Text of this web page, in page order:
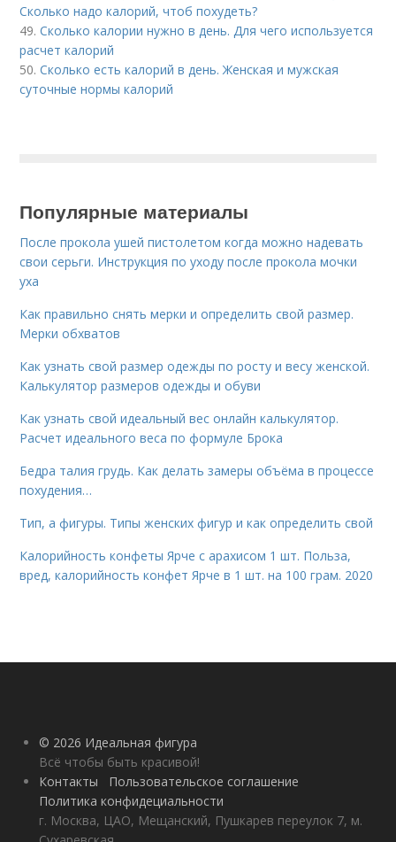
Сколько надо калорий, чтоб похудеть?
49.Сколько калории нужно в день. Для чего используется
расчет калорий
50.Сколько есть калорий в день. Женская и мужская
суточные нормы калорий
Популярные материалы
После прокола ушей пистолетом когда можно надевать
свои серьги. Инструкция по уходу после прокола мочки
уха
Как правильно снять мерки и определить свой размер.
Мерки обхватов
Как узнать свой размер одежды по росту и весу женской.
Калькулятор размеров одежды и обуви
Как узнать свой идеальный вес онлайн калькулятор.
Расчет идеального веса по формуле Брока
Бедра талия грудь. Как делать замеры объёма в процессе
похудения…
Тип, а фигуры. Типы женских фигур и как определить свой
Калорийность конфеты Ярче с арахисом 1 шт. Польза,
вред, калорийность конфет Ярче в 1 шт. на 100 грам. 2020
© 2026 Идеальная фигура
Всё чтобы быть красивой!
Контакты
Пользовательское соглашение
Политика конфидециальности
г. Москва, ЦАО, Мещанский, Пушкарев переулок 7, м.